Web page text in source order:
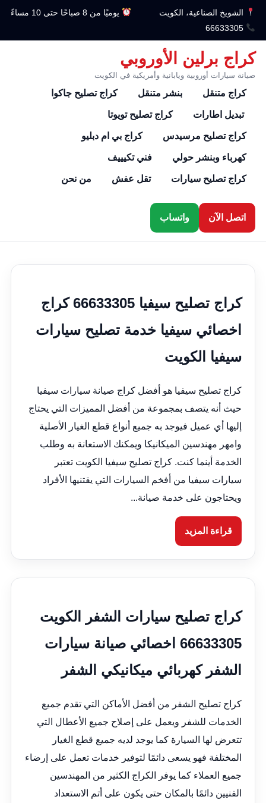
الشويخ الصناعية، الكويت
يوميًا من 8 صباحًا حتى 10 مساءً
66633305
كراج برلين الأوروبي
صيانة سيارات أوروبية ويابانية وأمريكية في الكويت
كراج متنقل بنشر متنقل كراج تصليح جاكوا
تبديل اطارات كراج تصليح تويوتا
كراج تصليح مرسيدس كراج بي ام دبليو
كهرباء وبنشر حولي فني تكيييف
كراج تصليح سيارات تقل عفش من نحن
اتصل الآن واتساب
كراج تصليح سيفيا 66633305 كراج
اخصائي سيفيا خدمة تصليح سيارات
سيفيا الكويت
كراج تصليح سيفيا هو أفضل كراج صيانة سيارات سيفيا
حيث أنه يتصف بمجموعة من أفضل المميزات التي يحتاج
إليها أي عميل فيوجد به جميع أنواع قطع الغيار الأصلية
وامهر مهندسين الميكانيكا ويمكنك الاستعانة به وطلب
الخدمة أينما كنت. كراج تصليح سيفيا الكويت تعتبر
سيارات سيفيا من أفخم السيارات التي يقتنيها الأفراد
ويحتاجون على خدمة صيانة...
قراءة المزيد
كراج تصليح سيارات الشفر الكويت
66633305 اخصائي صيانة سيارات
الشفر كهربائي ميكانيكي الشفر
كراج تصليح الشفر من أفضل الأماكن التي تقدم جميع
الخدمات للشفر ويعمل على إصلاح جميع الأعطال التي
تتعرض لها السيارة كما يوجد لديه جميع قطع الغيار
المختلفة فهو يسعى دائمًا لتوفير خدمات تعمل على إرضاء
جميع العملاء كما يوفر الكراج الكثير من المهندسين
الفنيين دائمًا بالمكان حتى يكون على أتم الاستعداد